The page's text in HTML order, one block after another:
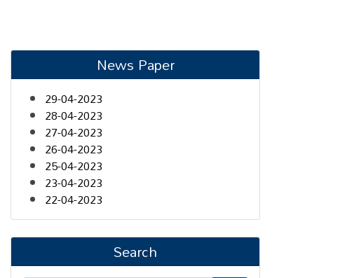
News Paper
29-04-2023
28-04-2023
27-04-2023
26-04-2023
25-04-2023
23-04-2023
22-04-2023
Search